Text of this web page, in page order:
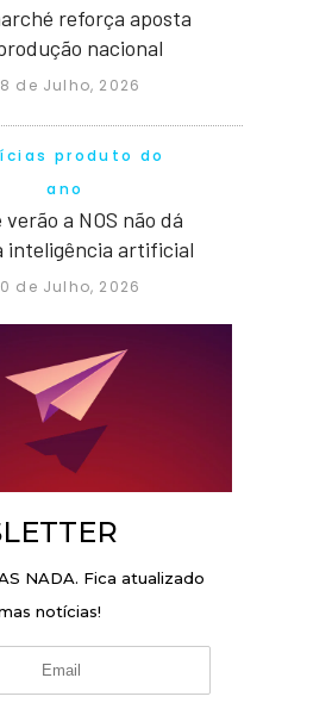
reforça aposta
nacional
de Julho, 2026
produto do
ano
verão a NOS não dá
inteligência artificial
de Julho, 2026
NADA. Fica atualizado
notícias!